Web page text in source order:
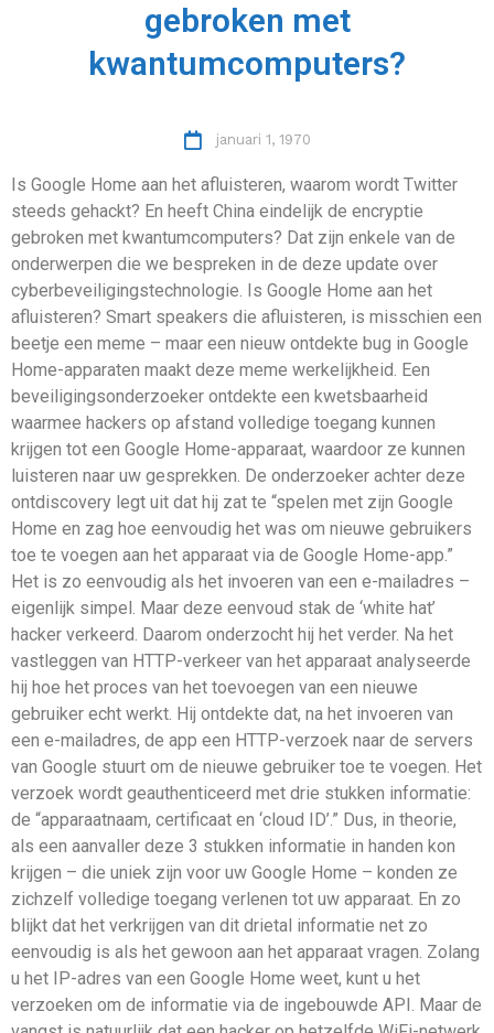
gebroken met
kwantumcomputers?
januari 1, 1970
Is Google Home aan het afluisteren, waarom wordt Twitter
steeds gehackt? En heeft China eindelijk de encryptie
gebroken met kwantumcomputers? Dat zijn enkele van de
onderwerpen die we bespreken in de deze update over
cyberbeveiligingstechnologie. Is Google Home aan het
afluisteren? Smart speakers die afluisteren, is misschien een
beetje een meme – maar een nieuw ontdekte bug in Google
Home-apparaten maakt deze meme werkelijkheid. Een
beveiligingsonderzoeker ontdekte een kwetsbaarheid
waarmee hackers op afstand volledige toegang kunnen
krijgen tot een Google Home-apparaat, waardoor ze kunnen
luisteren naar uw gesprekken. De onderzoeker achter deze
ontdiscovery legt uit dat hij zat te “spelen met zijn Google
Home en zag hoe eenvoudig het was om nieuwe gebruikers
toe te voegen aan het apparaat via de Google Home-app.”
Het is zo eenvoudig als het invoeren van een e-mailadres –
eigenlijk simpel. Maar deze eenvoud stak de ‘white hat’
hacker verkeerd. Daarom onderzocht hij het verder. Na het
vastleggen van HTTP-verkeer van het apparaat analyseerde
hij hoe het proces van het toevoegen van een nieuwe
gebruiker echt werkt. Hij ontdekte dat, na het invoeren van
een e-mailadres, de app een HTTP-verzoek naar de servers
van Google stuurt om de nieuwe gebruiker toe te voegen. Het
verzoek wordt geauthenticeerd met drie stukken informatie:
de “apparaatnaam, certificaat en ‘cloud ID’.” Dus, in theorie,
als een aanvaller deze 3 stukken informatie in handen kon
krijgen – die uniek zijn voor uw Google Home – konden ze
zichzelf volledige toegang verlenen tot uw apparaat. En zo
blijkt dat het verkrijgen van dit drietal informatie net zo
eenvoudig is als het gewoon aan het apparaat vragen. Zolang
u het IP-adres van een Google Home weet, kunt u het
verzoeken om de informatie via de ingebouwde API. Maar de